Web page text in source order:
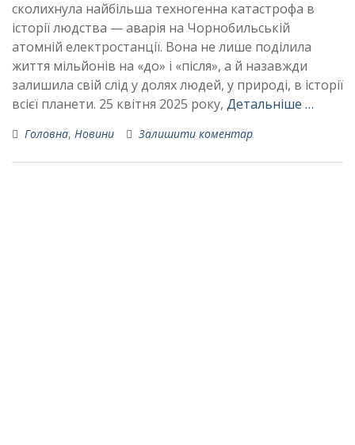
сколихнула найбільша техногенна катастрофа в
історії людства — аварія на Чорнобильській
атомній електростанції. Вона не лише поділила
життя мільйонів на «до» і «після», а й назавжди
залишила свій слід у долях людей, у природі, в історії
всієї планети. 25 квітня 2025 року, Детальніше …
Головна, Новини Залишити коментар